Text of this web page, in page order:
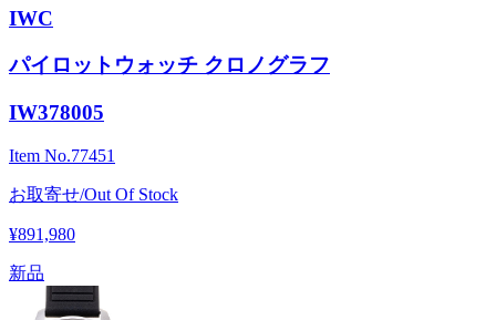
IWC
パイロットウォッチ クロノグラフ
IW378005
Item No.77451
お取寄せ/Out Of Stock
¥891,980
新品